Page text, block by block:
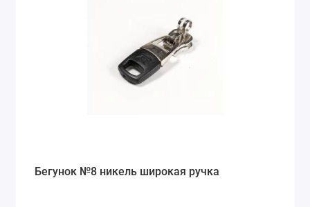
Бегунок №8 никель широкая ручка